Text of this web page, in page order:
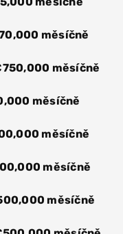
měsíčně
měsíčně
měsíčně
měsíčně
měsíčně
měsíčně